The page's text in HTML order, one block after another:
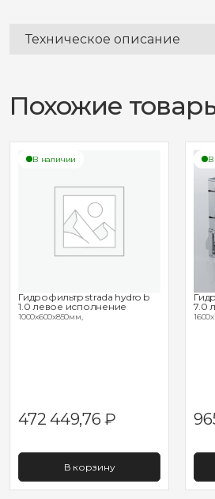
Техническое описание
Похожие
В наличии
Гидрофильтр strada hydro b
1.0 левое исполнение
1000х600х850мм,
472 449,76₽
В корзину
В
7.0